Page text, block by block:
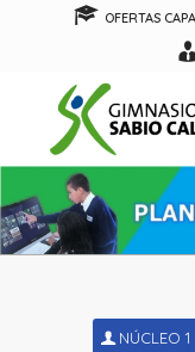
OFERTAS
NÚCLEO 1